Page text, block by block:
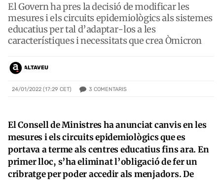
El Govern ha pres la decisió de modificar les
mesures i els circuits epidemiològics als sistemes
educatius per tal d’adaptar-los a les
característiques i necessitats que crea Òmicron
ALTAVEU
24/01/2022 (17:29 CET) 3 COMENTARIS
El Consell de Ministres ha anunciat canvis en les
mesures i els circuits epidemiològics que es
portava a terme als centres educatius fins ara. En
primer lloc, s’ha eliminat l’obligació de fer un
cribratge per poder accedir als menjadors. De